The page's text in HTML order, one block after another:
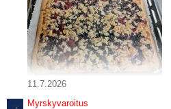
Marjaisat juustokakku palat
11.7.2026
Myrskyvaroitus